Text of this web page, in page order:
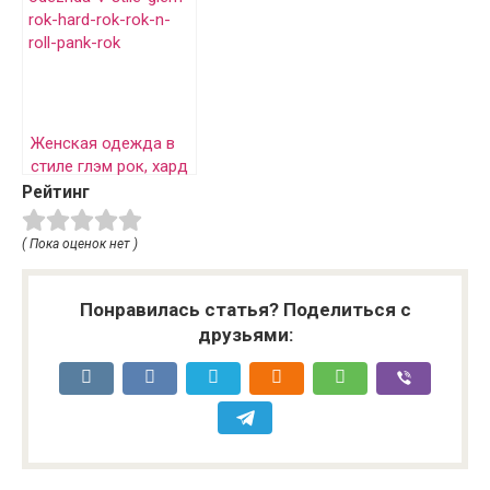
Женская одежда в
стиле глэм рок, хард
рок, рок н ролл, панк
рок
Рейтинг
( Пока оценок нет )
Понравилась статья? Поделиться с
друзьями: